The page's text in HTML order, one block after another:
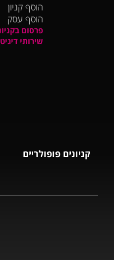
הוסף קניון
הוסף עסק
פרסום
שירותי
קניונים פופולריים